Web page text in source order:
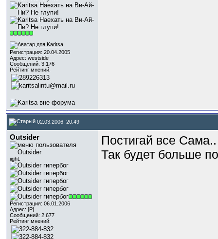
Регистрация: 20.04.2005
Адрес: westside
Сообщений: 3,176
Рейтинг мнений:
02.03.2006, 20:49
Outsider
iight.
Регистрация: 06.01.2006
Адрес: [P]
Сообщений: 2,677
Рейтинг мнений:
Постигай все Сама..
Так будет больше